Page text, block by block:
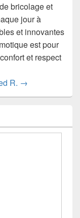
bricolage et
jour à
et innovantes
est pour
et respect
R. →